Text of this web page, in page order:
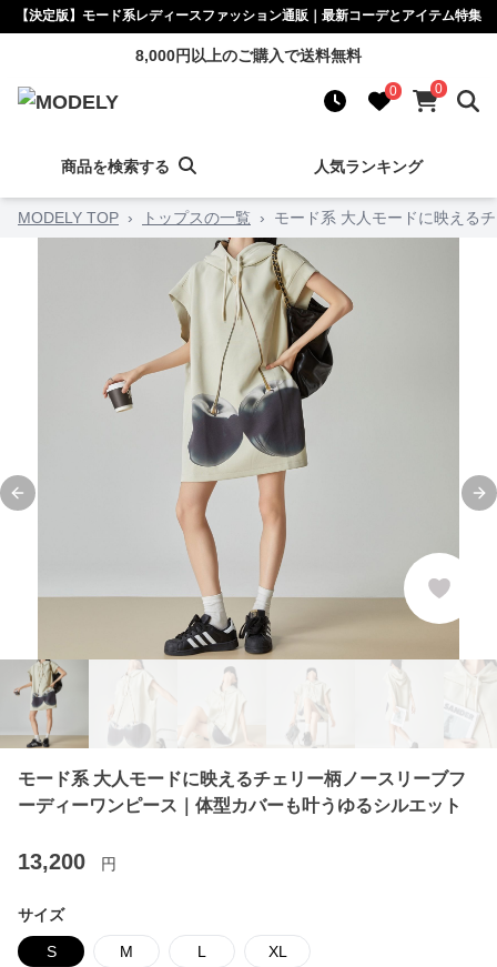
【決定版】モード系レディースファッション通販｜最新コーデとアイテム特集
8,000円以上のご購入で送料無料
0 0
商品を検索する 人気ランキング
MODELY TOP › トップスの一覧 › モード系 大人モードに映える
Previous slide
モード系 大人モードに映えるチェリー柄ノースリーブフ
ーディーワンピース｜体型カバーも叶うゆるシルエット
13,200 円
サイズ
S M L XL